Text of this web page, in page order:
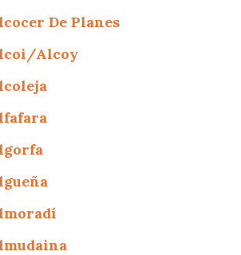
De Planes
Alcoy